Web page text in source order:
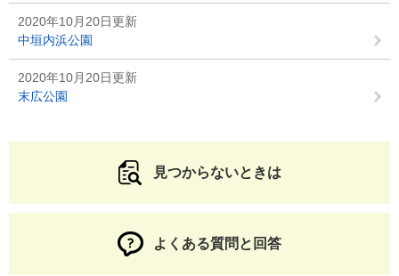
2020年10月20日更新
中垣内浜公園
2020年10月20日更新
末広公園
見つからないときは
よくある質問と回答